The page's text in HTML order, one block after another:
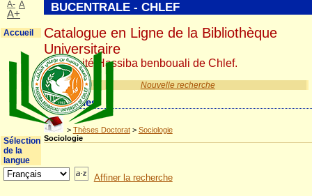
Nouvelle recherche
Catégories
> Thèses Doctorat> Sociologie
Sociologie
Affiner la recherche
BUCENTRALE - CHLEF
Catalogue en Ligne de la Bibliothèque
Universitaire
Université Hassiba benbouali de Chlef.
A- A
A+
Accueil
Sélection
de la
langue